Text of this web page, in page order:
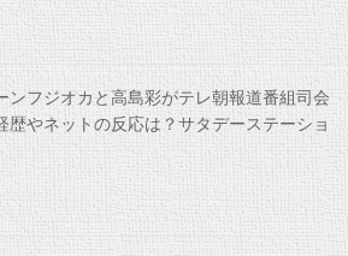
ンフジオカと高島彩がテレ朝報道番組司会
歴やネットの反応は？サタデーステーショ